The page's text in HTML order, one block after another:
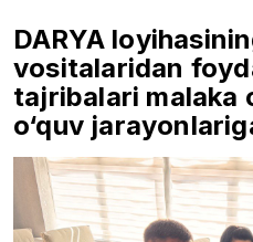
DARYA
vositalaridan
tajribalari malaka
o‘quv